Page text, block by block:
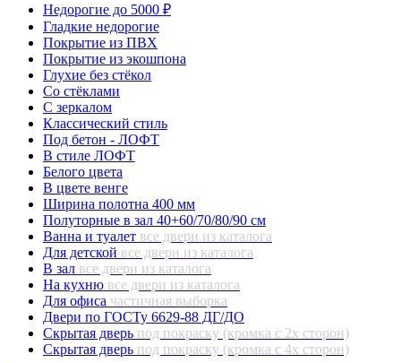
Недорогие до 5000 ₽
Гладкие недорогие
Покрытие из ПВХ
Покрытие из экошпона
Глухие без стёкол
Со стёклами
С зеркалом
Классический стиль
Под бетон - ЛОФТ
В стиле ЛОФТ
Белого цвета
В цвете венге
Ширина полотна 400 мм
Полуторные в зал 40+60/70/80/90 см
Ванна и туалет все двери из каталога
Для детской все двери из каталога
В зал все двери из каталога
На кухню все двери из каталога
Для офиса частичная выборка
Двери по ГОСТу 6629-88 ДГ/ДО
Скрытая дверь под покраску (кромка с 2х сторон)
Скрытая дверь под покраску (кромка с 4х сторон)